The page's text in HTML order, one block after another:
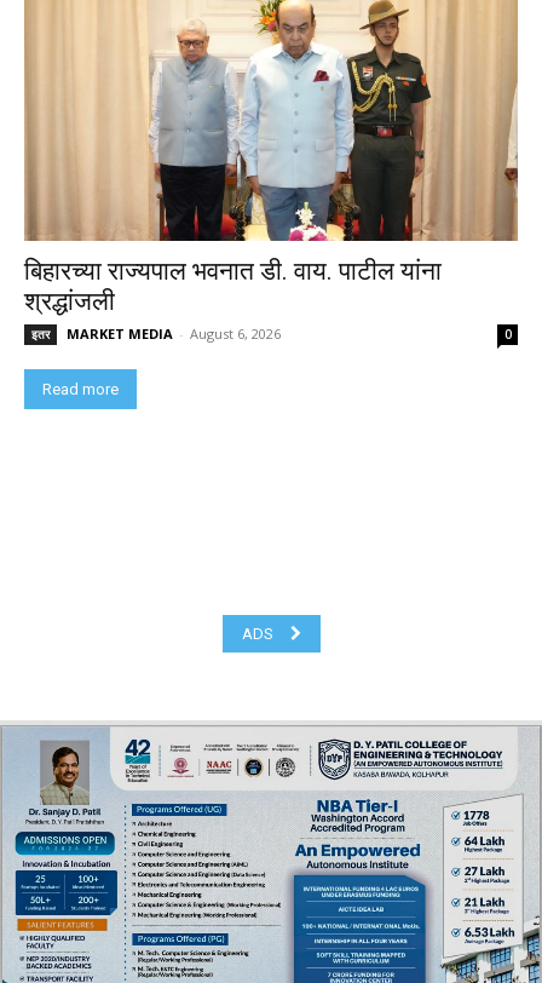
बिहारच्या राज्यपाल भवनात डी. वाय. पाटील यांना
श्रद्धांजली
इतर MARKET MEDIA - August 6, 2026 0
Read more
ADS